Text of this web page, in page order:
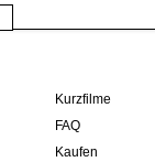
Kurzfilme
FAQ
Kaufen